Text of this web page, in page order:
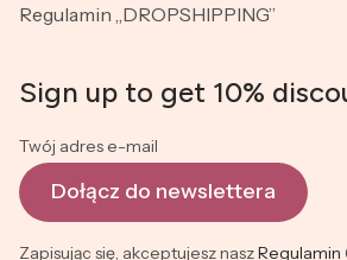
Regulamin „DROPSHIPPING”
Sign up to get 10%
Twój adres e-mail
Dołącz do newslettera
Zapisując się, akceptujesz naszRegulamin